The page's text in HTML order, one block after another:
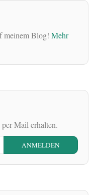
meinem Blog! Mehr
Mail erhalten.